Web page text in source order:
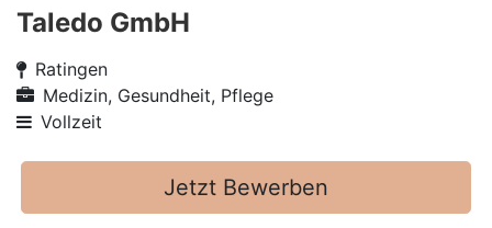
Taledo GmbH
Ratingen
Medizin, Gesundheit, Pflege
Vollzeit
Jetzt Bewerben